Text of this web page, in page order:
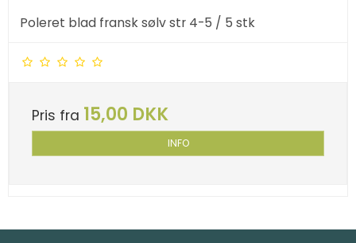
Poleret blad fransk sølv str 4-5 / 5 stk
Pris fra 15,00 DKK
INFO